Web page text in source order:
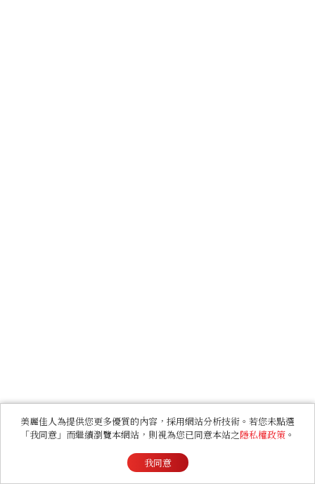
美麗佳人為提供您更多優質的內容，採用網站分析技術。若您未點選
「我同意」而繼續瀏覽本網站，則視為您已同意本站之隱私權政策 。
我同意